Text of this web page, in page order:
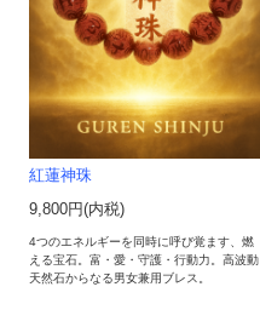
紅蓮神珠
9,800円(内税)
4つのエネルギーを同時に呼び覚ます、燃
える宝石。富・愛・守護・行動力。高波動
天然石からなる男女兼用ブレス。